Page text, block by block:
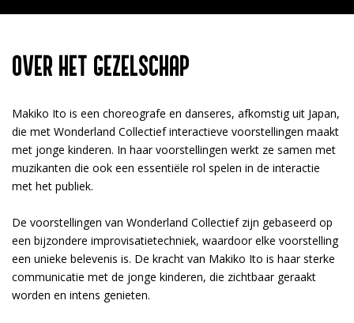
OVER HET GEZELSCHAP
Makiko Ito is een choreografe en danseres, afkomstig uit Japan,
die met Wonderland Collectief interactieve voorstellingen maakt
met jonge kinderen. In haar voorstellingen werkt ze samen met
muzikanten die ook een essentiële rol spelen in de interactie
met het publiek.
De voorstellingen van Wonderland Collectief zijn gebaseerd op
een bijzondere improvisatietechniek, waardoor elke voorstelling
een unieke belevenis is. De kracht van Makiko Ito is haar sterke
communicatie met de jonge kinderen, die zichtbaar geraakt
worden en intens genieten.